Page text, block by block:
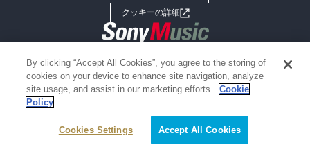
小説
海外小説
ミステリー SF
歴史・時代小説
グラビア写真集
クッキーの詳細
Copyright 2017 - 2026 Sony Music Entertainment(Japan) Inc.
Information on the site is for the Japan domestic market only
powered by
By clicking “Accept All Cookies”, you agree to the storing of
cookies on your device to enhance site navigation, analyze
site usage, and assist in our marketing efforts.
Cookie
Policy
Cookies Settings Accept All Cookies